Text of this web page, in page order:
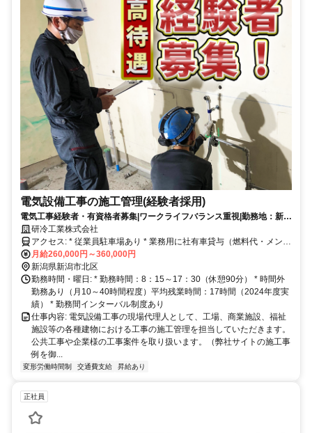
電気設備工事の施工管理(経験者採用)
電気工事経験者・有資格者募集|ワークライフバランス重視|勤務地：新潟
市|転勤なし|賞与実績12.6ヶ月
研冷工業株式会社
アクセス: * 従業員駐車場あり * 業務用に社有車貸与（燃料代・メンテ
費用会社負担、4WD・ナビ・バックモニタ・ドラレコ有） * 自宅付近
の社用車駐車場代補助あり * 現場直行直帰可
月給260,000円～360,000円
新潟県新潟市北区
勤務時間・曜日: * 勤務時間：8：15～17：30（休憩90分） * 時間外
勤務あり（月10～40時間程度）平均残業時間：17時間（2024年度実
績） * 勤務間インターバル制度あり
仕事内容: 電気設備工事の現場代理人として、工場、商業施設、福祉
施設等の各種建物における工事の施工管理を担当していただきます。
公共工事や企業様の工事案件を取り扱います。（弊社サイトの施工事
例を御...
変形労働時間制 交通費支給 昇給あり
正社員